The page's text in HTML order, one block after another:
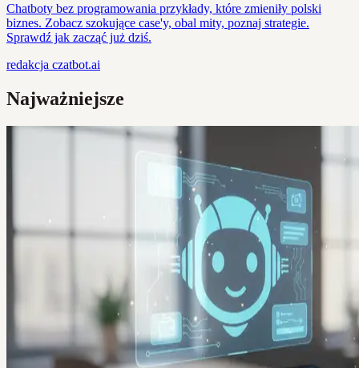
Chatboty bez programowania przykłady, które zmieniły polski
biznes. Zobacz szokujące case'y, obal mity, poznaj strategie.
Sprawdź jak zacząć już dziś.
redakcja czatbot.ai
Najważniejsze